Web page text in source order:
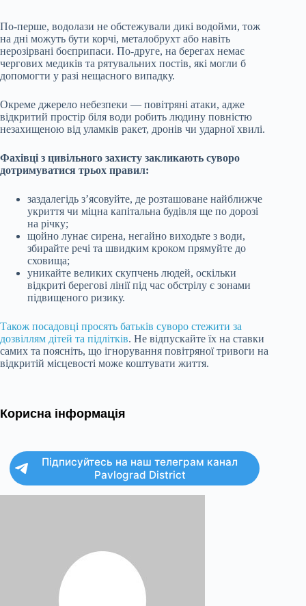
По-перше, водолази не обстежували дикі водойми, тож
на дні можуть бути корчі, металобрухт або навіть
нерозірвані боєприпаси. По-друге, на берегах немає
чергових медиків та рятувальних постів, які могли б
допомогти у разі нещасного випадку.
Окреме джерело небезпеки — повітряні атаки, адже
відкритий простір біля води робить людину повністю
незахищеною від уламків ракет, дронів чи ударної хвилі.
Фахівці з цивільного захисту закликають суворо
дотримуватися трьох правил:
заздалегідь з’ясовуйте, де розташоване найближче
укриття чи міцна капітальна будівля ще по дорозі
на річку;
щойно лунає сирена, негайно виходьте з води,
збирайте речі та швидким кроком прямуйте до
сховища;
уникайте великих скупчень людей, оскільки
відкриті берегові лінії під час обстрілу є зонами
підвищеного ризику.
Також посадовці просять батьків суворо стежити за
дозвіллям дітей та підлітків. Не відпускайте їх на ставки
самих та поясніть, що ігнорування повітряної тривоги на
відкритій місцевості може коштувати життя.
Корисна інформація
Підписуйтесь на наш телеграм канал
Pavlograd District